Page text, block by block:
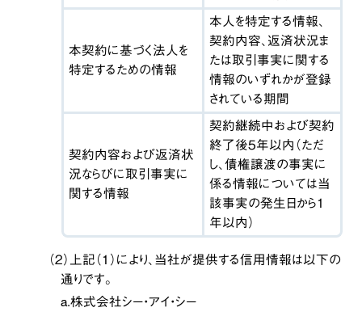
本契約に基づく法人を
特定するための情報
本人を特定する情報、
契約内容、返済状況ま
たは取引事実に関する
情報のいずれかが登録
されている期間
契約内容および返済状
況ならびに取引事実に
関する情報
契約継続中および契約
終了後５年以内（ただ
し、債権譲渡の事実に
係る情報については当
該事実の発生日から１
年以内）
（２）上記（１）により、当社が提供する信用情報は以下の
通りです。
a.株式会社シー・アイ・シー